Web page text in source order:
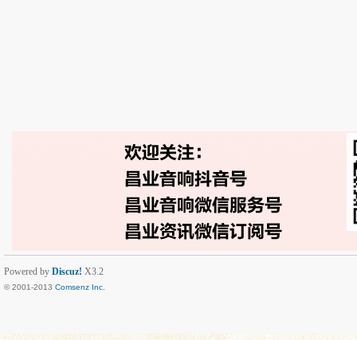
Powered by Discuz! X3.2
© 2001-2013 Comsenz Inc.